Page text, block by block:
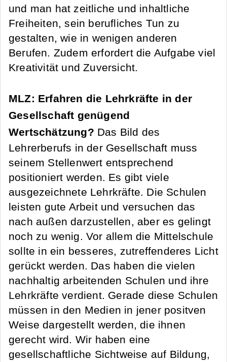
und man hat zeitliche und inhaltliche
Freiheiten, sein berufliches Tun zu
gestalten, wie in wenigen anderen
Berufen. Zudem erfordert die Aufgabe viel
Kreativität und Zuversicht.
MLZ: Erfahren die Lehrkräfte in der
Gesellschaft genügend
Wertschätzung? Das Bild des
Lehrerberufs in der Gesellschaft muss
seinem Stellenwert entsprechend
positioniert werden. Es gibt viele
ausgezeichnete Lehrkräfte. Die Schulen
leisten gute Arbeit und versuchen das
nach außen darzustellen, aber es gelingt
noch zu wenig. Vor allem die Mittelschule
sollte in ein besseres, zutreffenderes Licht
gerückt werden. Das haben die vielen
nachhaltig arbeitenden Schulen und ihre
Lehrkräfte verdient. Gerade diese Schulen
müssen in den Medien in jener positven
Weise dargestellt werden, die ihnen
gerecht wird. Wir haben eine
gesellschaftliche Sichtweise auf Bildung,